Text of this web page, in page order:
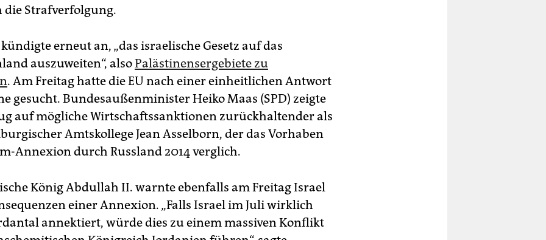
die Strafverfolgung.
erneut an, „das israelische Gesetz auf das
auszuweiten“, alsoPalästinensergebiete zu
. Am Freitag hatte die EU nach einer einheitlichen Antwort
gesucht. Bundesaußenminister Heiko Maas (SPD) zeigte
auf mögliche Wirtschaftssanktionen zurückhaltender als
Amtskollege Jean Asselborn, der das Vorhaben
Annexion durch Russland 2014 verglich.
König Abdullah II. warnte ebenfalls am Freitag Israel
einer Annexion. „Falls Israel im Juli wirklich
annektiert, würde dies zu einem massiven Konflikt